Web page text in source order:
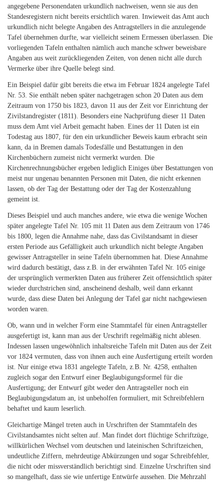
angegebene Personendaten urkundlich nachweisen, wenn sie aus den
Standesregistern nicht bereits ersichtlich waren. Inwieweit das Amt auch
urkundlich nicht belegte Angaben des Antragstellers in die anzulegende
Tafel übernehmen durfte, war vielleicht seinem Ermessen überlassen. Die
vorliegenden Tafeln enthalten nämlich auch manche schwer beweisbare
Angaben aus weit zurückliegenden Zeiten, von denen nicht alle durch
Vermerke über ihre Quelle belegt sind.
Ein Beispiel dafür gibt bereits die etwa im Februar 1824 angelegte Tafel
Nr. 53. Sie enthält neben später nachgetragen schon 20 Daten aus dem
Zeitraum von 1750 bis 1823, davon 11 aus der Zeit vor Einrichtung der
Zivilstandregister (1811). Besonders eine Nachprüfung dieser 11 Daten
muss dem Amt viel Arbeit gemacht haben. Eines der 11 Daten ist ein
Todestag aus 1807, für den ein urkundlicher Beweis kaum erbracht sein
kann, da in Bremen damals Todesfälle und Bestattungen in den
Kirchenbüchern zumeist nicht vermerkt wurden. Die
Kirchenrechnungsbücher ergeben lediglich Einiges über Bestattungen von
meist nur ungenau benannten Personen mit Daten, die nicht erkennen
lassen, ob der Tag der Bestattung oder der Tag der Kostenzahlung
gemeint ist.
Dieses Beispiel und auch manches andere, wie etwa die wenige Wochen
später angelegte Tafel Nr. 105 mit 11 Daten aus dem Zeitraum von 1746
bis 1800, legen die Annahme nahe, dass das Civilstandsamt in dieser
ersten Periode aus Gefälligkeit auch urkundlich nicht belegte Angaben
gewisser Antragsteller in seine Tafeln übernommen hat. Diese Annahme
wird dadurch bestätigt, dass z.B. in der erwähnten Tafel Nr. 105 einige
der ursprünglich vermerkten Daten aus früherer Zeit offensichtlich später
wieder durchstrichen sind, anscheinend deshalb, weil dann erkannt
wurde, dass diese Daten bei Anlegung der Tafel gar nicht nachgewiesen
worden waren.
Ob, wann und in welcher Form eine Stammtafel für einen Antragsteller
ausgefertigt ist, kann man aus der Urschrift regelmäßig nicht ablesen.
Indessen lassen ungewöhnlich inhaltsreiche Tafeln mit Daten aus der Zeit
vor 1824 vermuten, dass von ihnen auch eine Ausfertigung erteilt worden
ist. Nur einige etwa 1831 angelegte Tafeln, z.B. Nr. 4258, enthalten
zugleich sogar den Entwurf einer Beglaubigungsformel für die
Ausfertigung; der Entwurf gibt weder den Antragsteller noch ein
Beglaubigungsdatum an, ist unbeholfen formuliert, mit Schreibfehlern
behaftet und kaum leserlich.
Gleichartige Mängel treten auch in Urschriften der Stammtafeln des
Civilstandsamtes nicht selten auf. Man findet dort flüchtige Schriftzüge,
willkürlichen Wechsel vom deutschen und lateinischen Schriftzeichen,
undeutliche Ziffern, mehrdeutige Abkürzungen und sogar Schreibfehler,
die nicht oder missverständlich berichtigt sind. Einzelne Urschriften sind
so mangelhaft, dass sie wie unfertige Entwürfe aussehen. Die Mehrzahl